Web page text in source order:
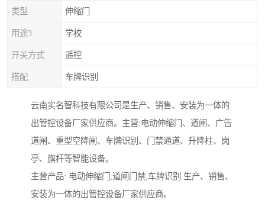
类型 伸缩门
用途3 学校
开关方式 遥控
搭配 车牌识别
云南实名智科技有限公司是生产、销售、安装为一体的
出管控设备厂家供应商。主营:电动伸缩门、道闸、广告
道闸、重型空降闸、车牌识别、门禁通道、升降柱、岗
亭、旗杆等智能设备。
主营产品: 电动伸缩门,道闸门禁,车牌识别 生产、销售、
安装为一体的出管控设备厂家供应商。